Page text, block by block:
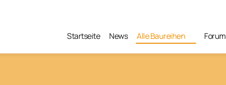
Startseite News Alle Baureihen Forum